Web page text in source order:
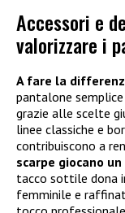
Accessori e
valorizzare i
A fare la
pantalone
grazie alle scelte
linee classiche e
contribuiscono a
scarpe giocano
tacco sottile dona
femminile e